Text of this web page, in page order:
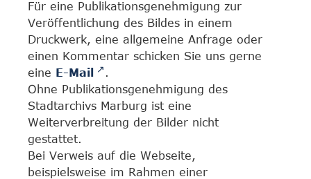
Für eine Publikationsgenehmigung zur
Veröffentlichung des Bildes in einem
Druckwerk, eine allgemeine Anfrage oder
einen Kommentar schicken Sie uns gerne
eine E-Mail
.
Ohne Publikationsgenehmigung des
Stadtarchivs Marburg ist eine
Weiterverbreitung der Bilder nicht
gestattet.
Bei Verweis auf die Webseite,
beispielsweise im Rahmen einer